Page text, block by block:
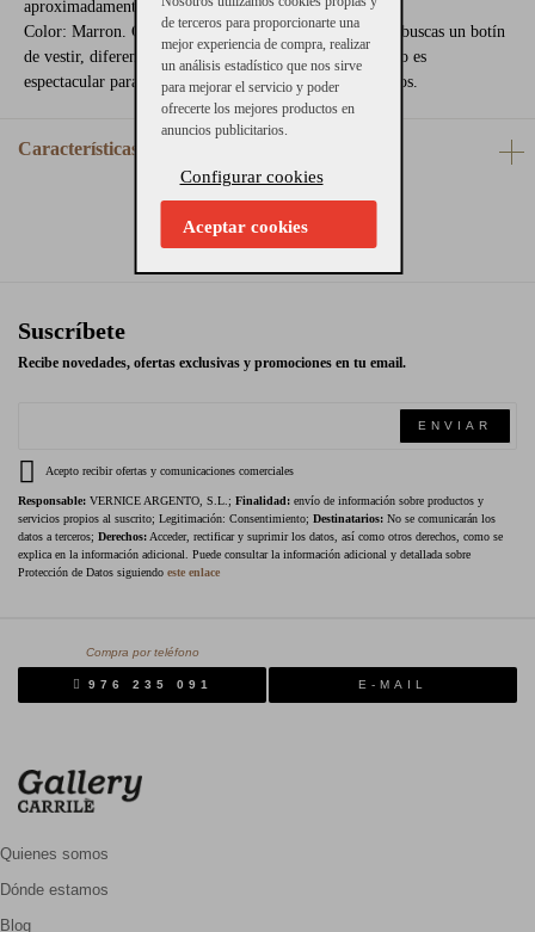
aproximadamente
Color: Marron. Consejos de talla: Calzan el número. Si buscas un botín
de vestir, diferente y original, este diseño en piel de coco es
espectacular para llevar con un vestido o con unos pitillos.
Características
Suscríbete
Recibe novedades, ofertas exclusivas y promociones en tu email.
ENVIAR
Acepto recibir ofertas y comunicaciones comerciales
Responsable: VERNICE ARGENTO, S.L.; Finalidad: envío de información sobre productos y
servicios propios al suscrito; Legitimación: Consentimiento; Destinatarios: No se comunicarán los
datos a terceros; Derechos: Acceder, rectificar y suprimir los datos, así como otros derechos, como se
explica en la información adicional. Puede consultar la información adicional y detallada sobre
Protección de Datos siguiendo este enlace
Compra por teléfono
976 235 091 E-MAIL
Quienes somos
Dónde estamos
Blog
de terceros para proporcionarte una
mejor experiencia de compra, realizar
un análisis estadístico que nos sirve
para mejorar el servicio y poder
ofrecerte los mejores productos en
anuncios publicitarios.
Configurar cookies
Aceptar cookies